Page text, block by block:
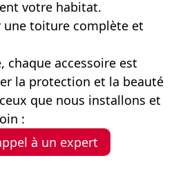
votre habitat.
toiture complète et
chaque accessoire est
la protection et la beauté
que nous installons et
:
à un expert